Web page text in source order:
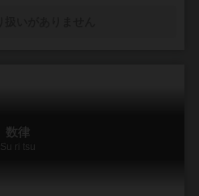
数律
Su ri tsu